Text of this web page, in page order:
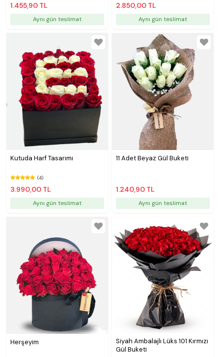
1.455,90 TL
Aynı gün teslimat
2.850,00 TL
Aynı gün teslimat
Kutuda Harf Tasarımı
(4)
3.990,00 TL
Aynı gün teslimat
11 Adet Beyaz Gül Buketi
1.240,90 TL
Aynı gün teslimat
Herşeyim
Siyah Ambalajlı Lüks 101 Kırmızı
Gül Buketi